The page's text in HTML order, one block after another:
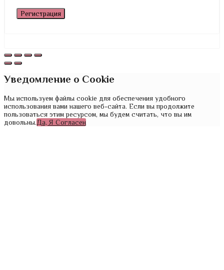
Регистрация
Уведомление о Cookie
Мы используем файлы cookie для обеспечения удобного
использования вами нашего веб-сайта. Если вы продолжите
пользоваться этим ресурсом, мы будем считать, что вы им
довольны.Да, Я Согласен